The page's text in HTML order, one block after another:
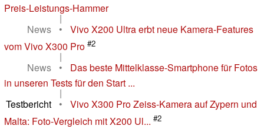
Preis-Leistungs-Hammer
|
News
•
Vivo X200 Ultra erbt neue Kamera-Features
vom Vivo X300 Pro #2
|
News
•
Das beste Mittelklasse-Smartphone für Fotos
in unseren Tests für den Start ...
|
Testbericht
•
Vivo X300 Pro Zeiss-Kamera auf Zypern und
Malta: Foto-Vergleich mit X200 Ul... #2